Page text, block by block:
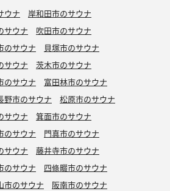
ウナ
岸和田市のサウナ
サウナ
吹田市のサウナ
のサウナ
貝塚市のサウナ
サウナ
茨木市のサウナ
のサウナ
富田林市のサウナ
野市のサウナ
松原市のサウナ
サウナ
箕面市のサウナ
のサウナ
門真市のサウナ
サウナ
藤井寺市のサウナ
のサウナ
四條畷市のサウナ
市のサウナ
阪南市のサウナ